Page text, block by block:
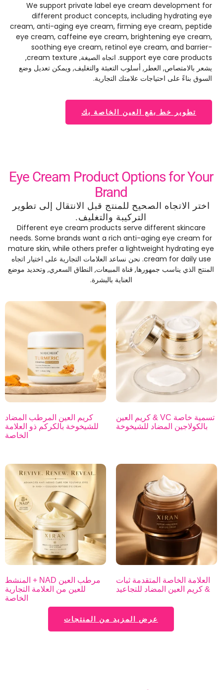
We support private label eye cream development for
different product concepts ,including hydrating eye
cream ,anti-aging eye cream ,firming eye cream ,peptide
eye cream ,caffeine eye cream ,brightening eye cream
soothing eye cream ,retinol eye cream ,and barrier-
support eye care products. اتجاه الصيغة,cream texture
,
يشعر بالامتصاص, العطر, أسلوب التعبئة والتغليف, ويمكن تعديل وضع
السوق بناءً على احتياجات علامتك التجارية.
تطوير خط بقع العين الخاصة بك
Eye Cream Product Options for Your
Brand
اختر الاتجاه الصحيح للمنتج قبل الانتقال إلى تطوير
التركيبة والتغليف.
Different eye cream products serve different skincare
needs .Some brands want a rich anti-aging eye cream for
mature skin ,while others prefer a lightweight hydrating eye
cream for daily use. نحن نساعد العلامات التجارية على اختيار اتجاه
المنتج الذي يناسب جمهورها, قناة المبيعات, النطاق السعري, وتحديد موضع
العناية بالبشرة.
تسمية خاصة VC & كريم العين
بالكولاجين المضاد للشيخوخة
كريم العين المرطب المضاد
للشيخوخة بالكركم ذو العلامة
الخاصة
العلامة الخاصة المتقدمة ثبات
& كريم العين المضاد للتجاعيد
مرطب العين NAD + المنشط
للعين من العلامة التجارية
الخاصة
عرض المزيد من المنتجات